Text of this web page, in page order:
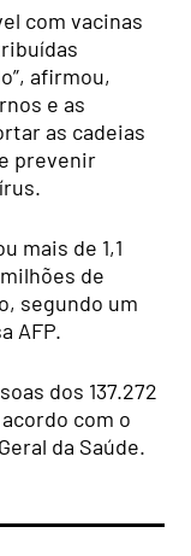
com vacinas
afirmou,
e as
as cadeias
prevenir
mais de 1,1
de
segundo um
AFP.
dos 137.272
com o
da Saúde.